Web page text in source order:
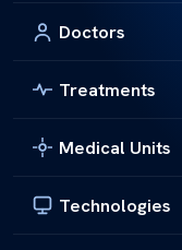
Doctors
Treatments
Medical Units
Technologies
Published